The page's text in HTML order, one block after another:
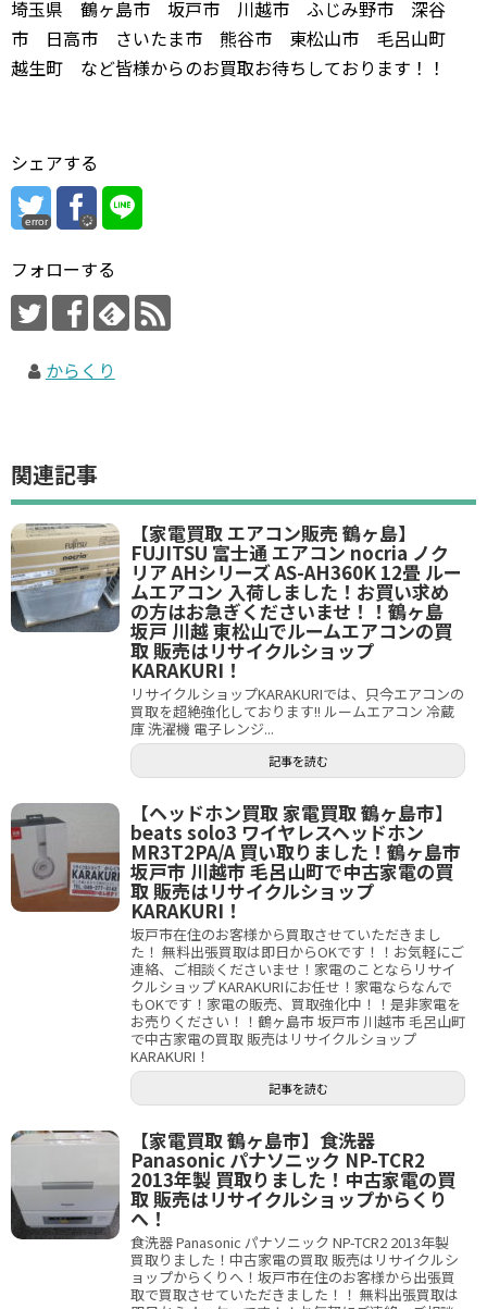
埼玉県 鶴ヶ島市 坂戸市 川越市 ふじみ野市 深谷
市 日高市 さいたま市 熊谷市 東松山市 毛呂山町
越生町 など皆様からのお買取お待ちしております！！
シェアする
error
フォローする
からくり
関連記事
【家電買取 エアコン販売 鶴ヶ島】
FUJITSU 富士通 エアコン nocria ノク
リア AHシリーズ AS-AH360K 12畳 ルー
ムエアコン 入荷しました！お買い求め
の方はお急ぎくださいませ！！鶴ヶ島
坂戸 川越 東松山でルームエアコンの買
取 販売はリサイクルショップ
KARAKURI！
リサイクルショップKARAKURIでは、只今エアコンの
買取を超絶強化しております!! ルームエアコン 冷蔵
庫 洗濯機 電子レンジ...
記事を読む
【ヘッドホン買取 家電買取 鶴ヶ島市】
beats solo3 ワイヤレスヘッドホン
MR3T2PA/A 買い取りました！鶴ヶ島市
坂戸市 川越市 毛呂山町で中古家電の買
取 販売はリサイクルショップ
KARAKURI！
坂戸市在住のお客様から買取させていただきまし
た！ 無料出張買取は即日からOKです！！お気軽にご
連絡、ご相談くださいませ！家電のことならリサイ
クルショップ KARAKURIにお任せ！家電ならなんで
もOKです！家電の販売、買取強化中！！是非家電を
お売りください！！鶴ヶ島市 坂戸市 川越市 毛呂山町
で中古家電の買取 販売はリサイクルショップ
KARAKURI！
記事を読む
【家電買取 鶴ヶ島市】食洗器
Panasonic パナソニック NP-TCR2
2013年製 買取りました！中古家電の買
取 販売はリサイクルショップからくり
へ！
食洗器 Panasonic パナソニック NP-TCR2 2013年製
買取りました！中古家電の買取 販売はリサイクルシ
ョップからくりへ！坂戸市在住のお客様から出張買
取で買取させていただきました！！ 無料出張買取は